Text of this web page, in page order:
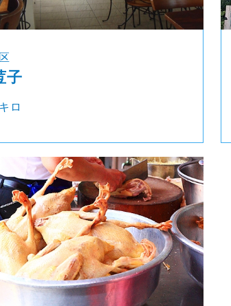
子
ロ